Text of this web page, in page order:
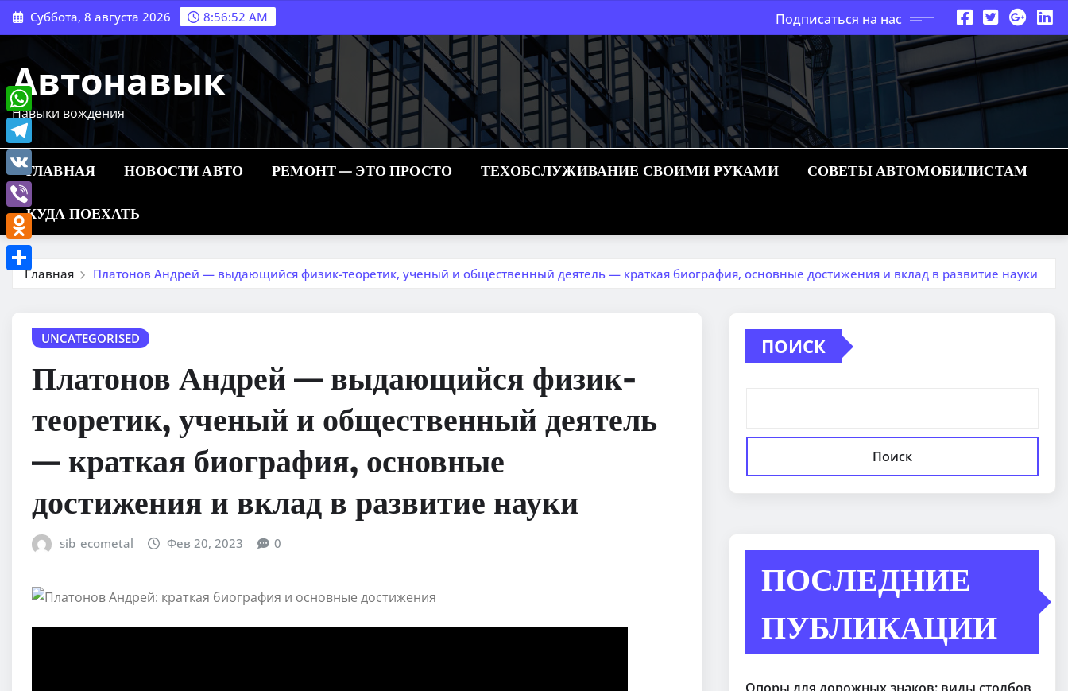
Перейти
к
Суббота, 8 августа 2026 8:56:53 AM Подписаться на нас
Автонавык
Навыки вождения
ГЛАВНАЯ НОВОСТИ АВТО РЕМОНТ — ЭТО ПРОСТО ТЕХОБСЛУЖИВАНИЕ СВОИМИ РУКАМИ СОВЕТЫ АВТОМОБИЛИСТАМ
КУДА ПОЕХАТЬ
Главная Платонов Андрей — выдающийся физик-теоретик, ученый и общественный деятель — краткая биография, основные достижения и вклад в развитие науки
UNCATEGORISED
Платонов Андрей — выдающийся физик-
теоретик, ученый и общественный деятель
— краткая биография, основные
достижения и вклад в развитие науки
sib_ecometal Фев 20, 2023 0
ПОИСК
Поиск
ПОСЛЕДНИЕ
ПУБЛИКАЦИИ
WhatsApp
Telegram
VK
Viber
Odnoklassniki
Отправить